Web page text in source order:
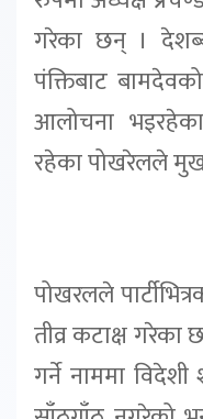
गरेका छन् ।
पंक्तिबाट
आलोचना
रहेका पोखरेलले
पोखरलले
तीव्र कटाक्ष गरेका
गर्ने नाममा